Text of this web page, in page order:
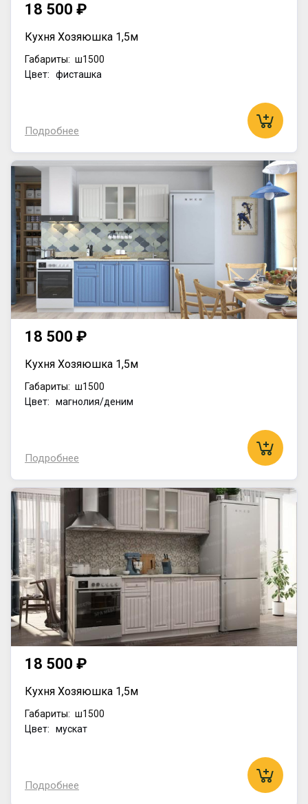
18 500 ₽
Кухня Хозяюшка 1,5м
Габариты: ш1500
Цвет: фисташка
Подробнее
18 500 ₽
Кухня Хозяюшка 1,5м
Габариты: ш1500
Цвет: магнолия/деним
Подробнее
18 500 ₽
Кухня Хозяюшка 1,5м
Габариты: ш1500
Цвет: мускат
Подробнее